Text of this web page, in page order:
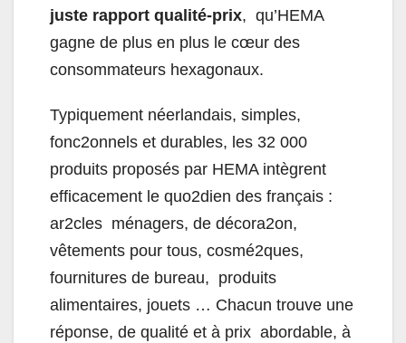
juste rapport qualité-prix, qu’HEMA
gagne de plus en plus le cœur des
consommateurs hexagonaux.
Typiquement néerlandais, simples,
fonc2onnels et durables, les 32 000
produits proposés par HEMA intègrent
efficacement le quo2dien des français :
ar2cles ménagers, de décora2on,
vêtements pour tous, cosmé2ques,
fournitures de bureau, produits
alimentaires, jouets … Chacun trouve une
réponse, de qualité et à prix abordable, à